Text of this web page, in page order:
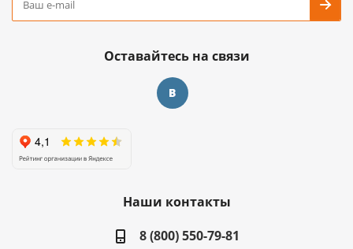
Оставайтесь на связи
Наши контакты
8 (800) 550-79-81